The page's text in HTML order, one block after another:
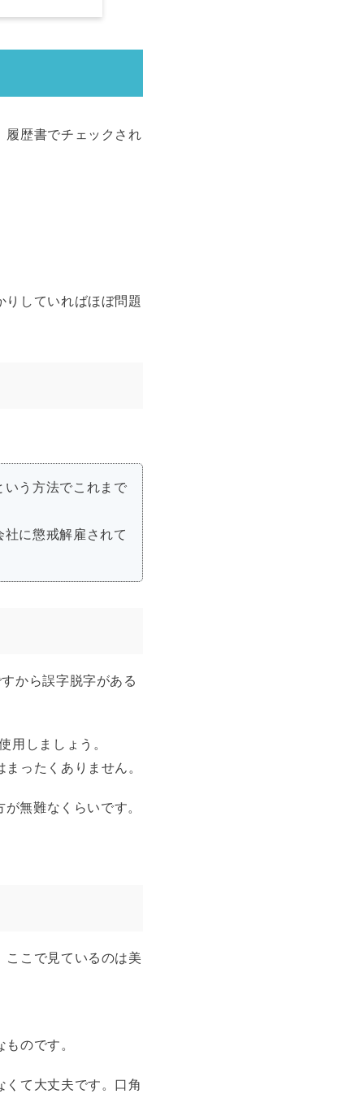
履歴書でチェックされ
りしていればほぼ問題
う方法でこれまで
に懲戒解雇されて
から誤字脱字がある
用しましょう。
ったくありません。
無難なくらいです。
ここで見ているのは美
のです。
て大丈夫です。口角